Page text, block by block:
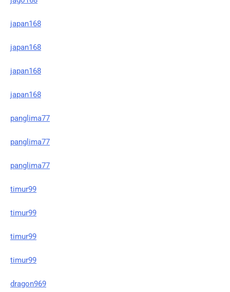
japan168
japan168
japan168
japan168
panglima77
panglima77
panglima77
timur99
timur99
timur99
timur99
dragon969